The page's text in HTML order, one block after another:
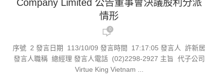
Company Limited 公告董事會決議股利分派
情形
0
序號 2 發言日期 113/10/09 發言時間 17:17:05 發言人 許新居
發言人職稱 總經理 發言人電話 (02)2298-2927 主旨 代子公司
Virtue King Vietnam ...